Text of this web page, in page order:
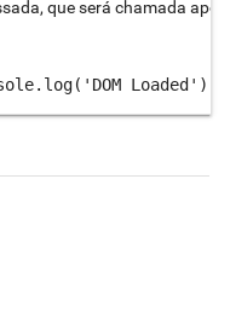
que será chamada após
Loaded')